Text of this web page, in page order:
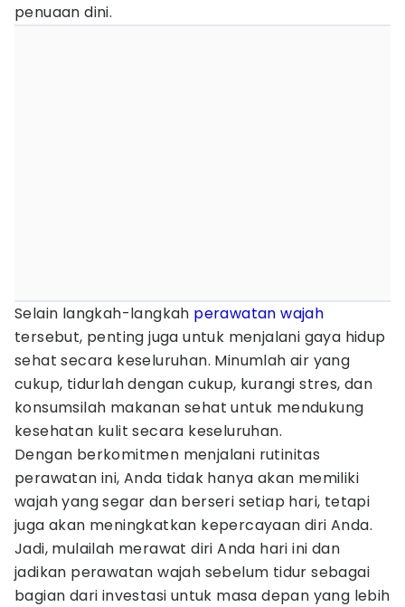
penuaan dini.
Selain langkah-langkah perawatan wajah
tersebut, penting juga untuk menjalani gaya hidup
sehat secara keseluruhan. Minumlah air yang
cukup, tidurlah dengan cukup, kurangi stres, dan
konsumsilah makanan sehat untuk mendukung
kesehatan kulit secara keseluruhan.
Dengan berkomitmen menjalani rutinitas
perawatan ini, Anda tidak hanya akan memiliki
wajah yang segar dan berseri setiap hari, tetapi
juga akan meningkatkan kepercayaan diri Anda.
Jadi, mulailah merawat diri Anda hari ini dan
jadikan perawatan wajah sebelum tidur sebagai
bagian dari investasi untuk masa depan yang lebih